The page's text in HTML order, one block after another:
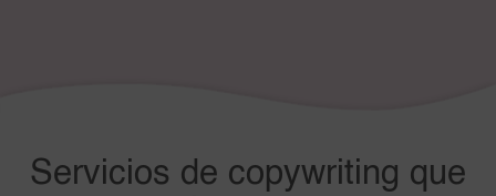
Servicios de copywriting que